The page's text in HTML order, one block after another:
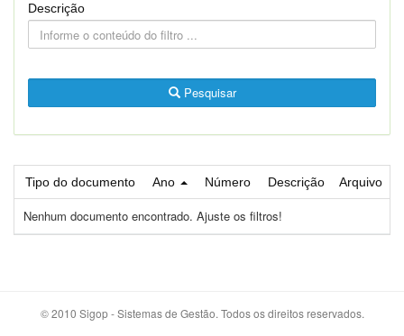
Descrição
Pesquisar
Tipo do documento Ano Número Descrição Arquivo
Nenhum documento encontrado. Ajuste os filtros!
© 2010 Sigop - Sistemas de Gestão. Todos os direitos reservados.